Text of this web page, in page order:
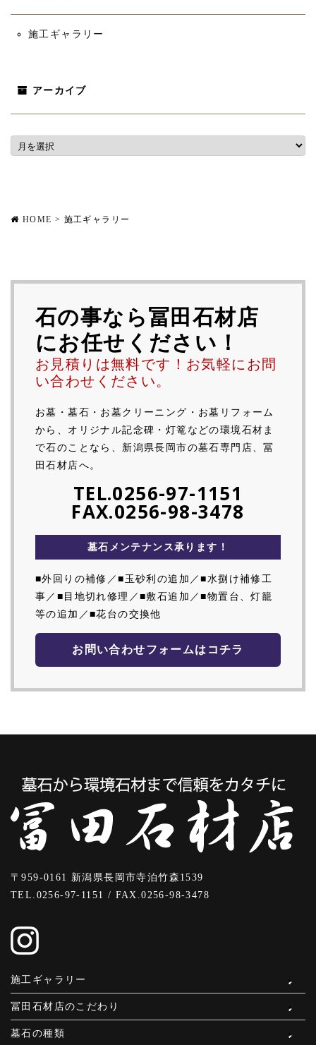
施工ギャラリー
アーカイブ
HOME > 施工ギャラリー
石の事なら冨田石材店
にお任せください！
お見積りは無料です！お気軽にお問
い合わせください。
お墓・墓石・お墓クリーニング・お墓リフォーム
から、オリジナル記念碑・灯篭などの環境石材ま
で石のことなら、新潟県長岡市の墓石専門店、冨
田石材店へ。
TEL.0256-97-1151
FAX.0256-98-3478
墓石メンテナンス承ります！
■外回りの補修／■玉砂利の追加／■水捌け補修工
事／■目地切れ修理／■敷石追加／■物置台、灯籠
等の追加／■花台の交換他
お問い合わせフォームはコチラ
〒959-0161 新潟県長岡市寺泊竹森1539
TEL.0256-97-1151 / FAX.0256-98-3478
施工ギャラリー
冨田石材店のこだわり
墓石の種類